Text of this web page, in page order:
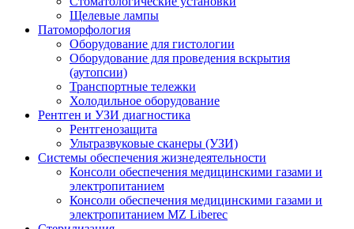
Щелевые лампы
Патоморфология
Оборудование для гистологии
Оборудование для проведения вскрытия
(аутопсии)
Транспортные тележки
Холодильное оборудование
Рентген и УЗИ диагностика
Рентгенозащита
Ультразвуковые сканеры (УЗИ)
Системы обеспечения жизнедеятельности
Консоли обеспечения медицинскими газами и
электропитанием
Консоли обеспечения медицинскими газами и
электропитанием MZ Liberec